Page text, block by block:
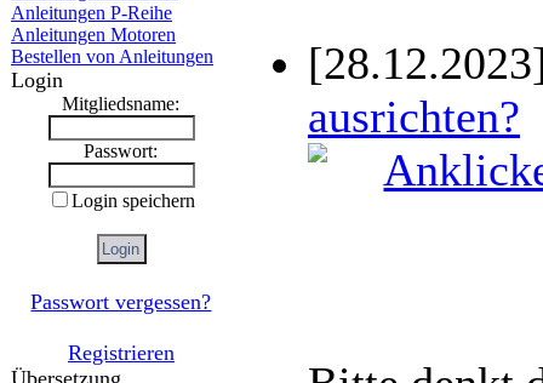
Anleitungen P-Reihe
Anleitungen Motoren
Bestellen von Anleitungen
Login
Mitgliedsname:
Passwort:
Login speichern
Passwort vergessen?
Registrieren
Übersetzung
ausrichten?